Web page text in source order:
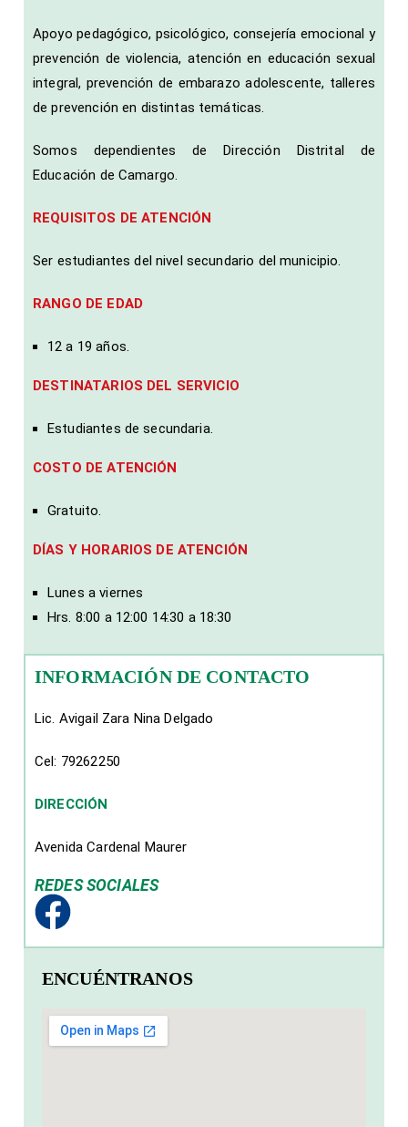
Apoyo pedagógico, psicológico, consejería emocional y
prevención de violencia, atención en educación sexual
integral, prevención de embarazo adolescente, talleres
de prevención en distintas temáticas.
Somos dependientes de Dirección Distrital de
Educación de Camargo.
REQUISITOS DE ATENCIÓN
Ser estudiantes del nivel secundario del municipio.
RANGO DE EDAD
12 a 19 años.
DESTINATARIOS DEL SERVICIO
Estudiantes de secundaria.
COSTO DE ATENCIÓN
Gratuito.
DÍAS Y HORARIOS DE ATENCIÓN
Lunes a viernes
Hrs. 8:00 a 12:00 14:30 a 18:30
INFORMACIÓN DE CONTACTO
Lic. Avigail Zara Nina Delgado
Cel: 79262250
DIRECCIÓN
Avenida Cardenal Maurer
REDES SOCIALES
ENCUÉNTRANOS